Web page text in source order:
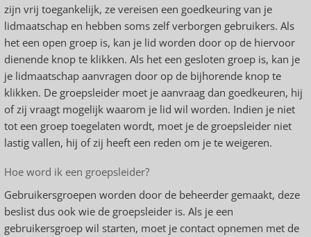
zijn vrij toegankelijk, ze vereisen een goedkeuring van je
lidmaatschap en hebben soms zelf verborgen gebruikers. Als
het een open groep is, kan je lid worden door op de hiervoor
dienende knop te klikken. Als het een gesloten groep is, kan je
je lidmaatschap aanvragen door op de bijhorende knop te
klikken. De groepsleider moet je aanvraag dan goedkeuren, hij
of zij vraagt mogelijk waarom je lid wil worden. Indien je niet
tot een groep toegelaten wordt, moet je de groepsleider niet
lastig vallen, hij of zij heeft een reden om je te weigeren.
Hoe word ik een groepsleider?
Gebruikersgroepen worden door de beheerder gemaakt, deze
beslist dus ook wie de groepsleider is. Als je een
gebruikersgroep wil starten, moet je contact opnemen met de